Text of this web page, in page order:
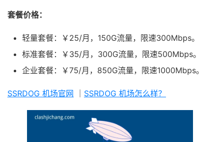
套餐价格：
轻量套餐：￥25/月，150G流量，限速300Mbps。
标准套餐：￥35/月，300G流量，限速500Mbps。
企业套餐：￥75/月，850G流量，限速1000Mbps。
SSRDOG 机场官网 SSRDOG 机场怎么样？